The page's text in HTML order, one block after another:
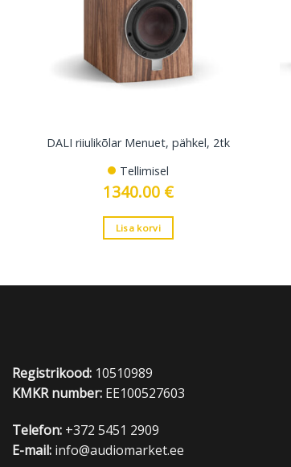
DALI riiulikõlar Menuet, pähkel, 2tk
Tellimisel
1340.00 €
Lisa korvi
Registrikood: 10510989
KMKR number: EE100527603
Telefon: +372 5451 2909
E-mail: info@audiomarket.ee